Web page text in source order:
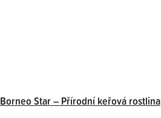
Borneo Star – Přírodní keřová rostlina